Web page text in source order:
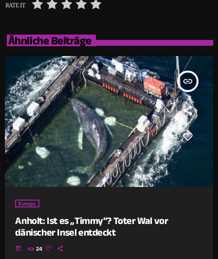
RATE IT
Ähnliche Beiträge
insert_link
Europa
Anholt: Ist es „Timmy“? Toter Wal vor
dänischer Insel entdeckt
today 24